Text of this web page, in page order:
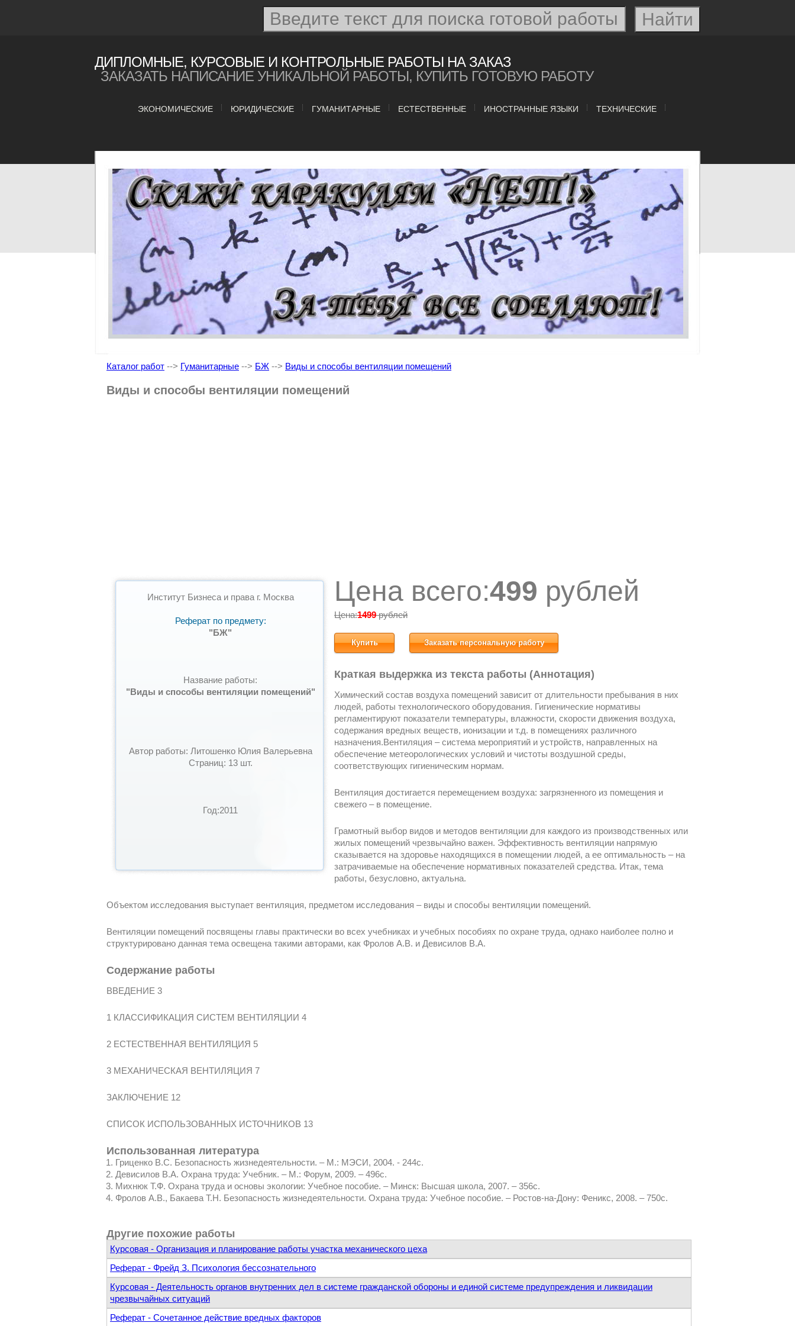
ДИПЛОМНЫЕ, КУРСОВЫЕ И КОНТРОЛЬНЫЕ РАБОТЫ НА ЗАКАЗ
ЗАКАЗАТЬ НАПИСАНИЕ УНИКАЛЬНОЙ РАБОТЫ, КУПИТЬ ГОТОВУЮ РАБОТУ
ЭКОНОМИЧЕСКИЕ ЮРИДИЧЕСКИЕ ГУМАНИТАРНЫЕ ЕСТЕСТВЕННЫЕ ИНОСТРАННЫЕ ЯЗЫКИ ТЕХНИЧЕСКИЕ
Каталог работ --> Гуманитарные --> БЖ --> Виды и способы вентиляции помещений
Виды и способы вентиляции помещений
Институт Бизнеса и права г. Москва
Реферат по предмету:
"БЖ"
Название работы:
"Виды и способы вентиляции помещений"
Автор работы: Литошенко Юлия Валерьевна
Страниц: 13 шт.
Год:2011
Цена всего:499 рублей
Цена:1499рублей
Купить Заказать персональную работу
Краткая выдержка из текста работы (Аннотация)
Химический состав воздуха помещений зависит от длительности пребывания в них
людей, работы технологического оборудования. Гигиенические нормативы
регламентируют показатели температуры, влажности, скорости движения воздуха,
содержания вредных веществ, ионизации и т.д. в помещениях различного
назначения.Вентиляция – система мероприятий и устройств, направленных на
обеспечение метеорологических условий и чистоты воздушной среды,
соответствующих гигиеническим нормам.
Вентиляция достигается перемещением воздуха: загрязненного из помещения и
свежего – в помещение.
Грамотный выбор видов и методов вентиляции для каждого из производственных или
жилых помещений чрезвычайно важен. Эффективность вентиляции напрямую
сказывается на здоровье находящихся в помещении людей, а ее оптимальность – на
затрачиваемые на обеспечение нормативных показателей средства. Итак, тема
работы, безусловно, актуальна.
Объектом исследования выступает вентиляция, предметом исследования – виды и способы вентиляции помещений.
Вентиляции помещений посвящены главы практически во всех учебниках и учебных пособиях по охране труда, однако наиболее полно и
структурировано данная тема освещена такими авторами, как Фролов А.В. и Девисилов В.А.
Содержание работы
ВВЕДЕНИЕ 3
1 КЛАССИФИКАЦИЯ СИСТЕМ ВЕНТИЛЯЦИИ 4
2 ЕСТЕСТВЕННАЯ ВЕНТИЛЯЦИЯ 5
3 МЕХАНИЧЕСКАЯ ВЕНТИЛЯЦИЯ 7
ЗАКЛЮЧЕНИЕ 12
СПИСОК ИСПОЛЬЗОВАННЫХ ИСТОЧНИКОВ 13
Использованная литература
Гриценко В.С. Безопасность жизнедеятельности. – М.: МЭСИ, 2004. - 244с.
Девисилов В.А. Охрана труда: Учебник. – М.: Форум, 2009. – 496с.
Михнюк Т.Ф. Охрана труда и основы экологии: Учебное пособие. – Минск: Высшая школа, 2007. – 356с.
Фролов А.В., Бакаева Т.Н. Безопасность жизнедеятельности. Охрана труда: Учебное пособие. – Ростов-на-Дону: Феникс, 2008. – 750с.
Другие похожие работы
Курсовая - Организация и планирование работы участка механического цеха
Реферат - Фрейд З. Психология бессознательного
Курсовая - Деятельность органов внутренних дел в системе гражданской обороны и единой системе предупреждения и ликвидации
чрезвычайных ситуаций
Реферат - Сочетанное действие вредных факторов